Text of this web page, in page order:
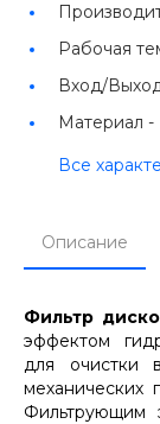
Рабочая
Вход/
Материал -
Все
Описание
Фильтр
эффектом
для очистки
механических
Фильтрующим